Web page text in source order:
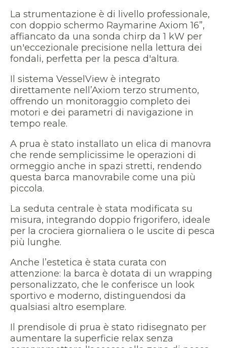
La strumentazione è di livello professionale,
con doppio schermo Raymarine Axiom 16”,
affiancato da una sonda chirp da 1 kW per
un'eccezionale precisione nella lettura dei
fondali, perfetta per la pesca d'altura.
Il sistema VesselView è integrato
direttamente nell’Axiom terzo strumento,
offrendo un monitoraggio completo dei
motori e dei parametri di navigazione in
tempo reale.
A prua è stato installato un elica di manovra
che rende semplicissime le operazioni di
ormeggio anche in spazi stretti, rendendo
questa barca manovrabile come una più
piccola.
La seduta centrale è stata modificata su
misura, integrando doppio frigorifero, ideale
per la crociera giornaliera o le uscite di pesca
più lunghe.
Anche l’estetica è stata curata con
attenzione: la barca è dotata di un wrapping
personalizzato, che le conferisce un look
sportivo e moderno, distinguendosi da
qualsiasi altro esemplare.
Il prendisole di prua è stato ridisegnato per
aumentare la superficie relax senza